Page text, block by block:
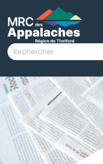
submenu (La MRC )
submenu (Citoyens )
submenu (Visiteurs )
submenu (Nouvelles )
submenu